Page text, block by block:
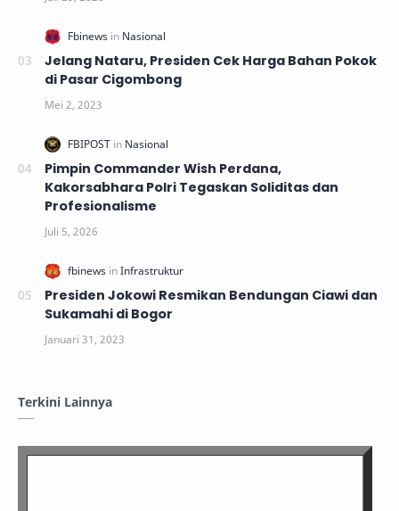
Jelang Nataru, Presiden Cek Harga Bahan Pokok
di Pasar Cigombong
Pimpin Commander Wish Perdana,
Kakorsabhara Polri Tegaskan Soliditas dan
Profesionalisme
Presiden Jokowi Resmikan Bendungan Ciawi dan
Sukamahi di Bogor
Terkini Lainnya